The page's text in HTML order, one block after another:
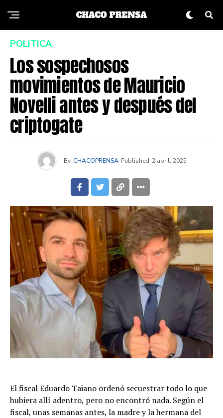
POLITICA
Los sospechosos
movimientos de Mauricio
Novelli antes y después del
criptogate
By CHACOPRENSA Published 2 abril, 2025
El fiscal Eduardo Taiano ordenó secuestrar todo lo que
hubiera allí adentro, pero no encontró nada. Según el
fiscal, unas semanas antes, la madre y la hermana del